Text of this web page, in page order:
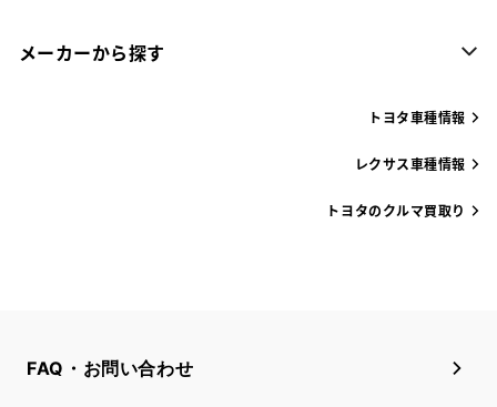
メーカーから探す
トヨタ車種情報
レクサス車種情報
トヨタのクルマ買取り
FAQ・お問い合わせ